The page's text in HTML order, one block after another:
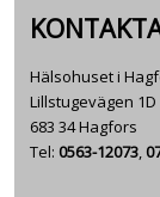
Hälsohuset i
Lillstugevägen 1D
683 34 Hagfors
Tel: 0563-12073,